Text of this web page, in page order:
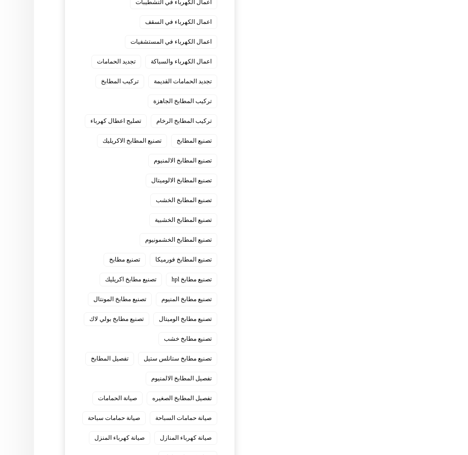
اعمال الكهرباء في التشطيبات
اعمال الكهرباء في السقف
اعمال الكهرباء في المستشفيات
اعمال الكهرباء والسباكة تجديد الحمامات
تجديد الحمامات القديمة تركيب المطابخ
تركيب المطابخ الجاهزة
تركيب المطابخ الرخام تصليح اعطال كهرباء
تصنيع المطابخ تصنيع المطابخ الاكريليك
تصنيع المطابخ الالمنيوم
تصنيع المطابخ الالوميتال
تصنيع المطابخ الخشب
تصنيع المطابخ الخشبية
تصنيع المطابخ الخشمونيوم
تصنيع المطابخ فورميكا تصنيع مطابخ
تصنيع مطابخ hpl تصنيع مطابخ اكريليك
تصنيع مطابخ المنيوم تصنيع مطابخ المونتال
تصنيع مطابخ الوميتال تصنيع مطابخ بولي لاك
تصنيع مطابخ خشب
تصنيع مطابخ ستانلس ستيل تفصيل المطابخ
تفصيل المطابخ الالمنيوم
تفصيل المطابخ الصغيره صيانة الحمامات
صيانة حمامات السباحة صيانة حمامات سباحة
صيانة كهرباء المنازل صيانة كهرباء المنزل